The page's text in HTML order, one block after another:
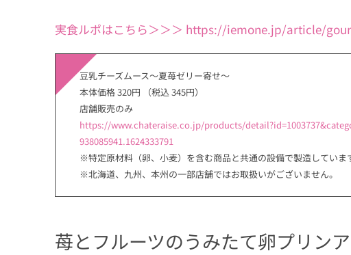
実食ルポはこちら＞＞＞ https://iemone.jp/article/
豆乳チーズムース～夏苺ゼリー寄せ～
本体価格 320円 （税込 345円）
店舗販売のみ
https://www.chateraise.co.jp/products/
938085941.1624333791
※特定原材料（卵、小麦）を含む商品と共通の設備で製造していま
※北海道、九州、本州の一部店舗ではお取扱いがございません。
苺とフルーツのうみたて卵プリン